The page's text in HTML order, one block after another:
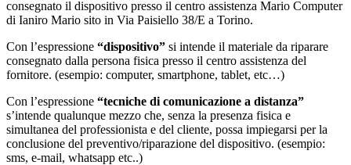
consegnato il dispositivo presso il centro assistenza Mario Computer
di Ianiro Mario sito in Via Paisiello 38/E a Torino.
Con l’espressione “dispositivo” si intende il materiale da riparare
consegnato dalla persona fisica presso il centro assistenza del
fornitore. (esempio: computer, smartphone, tablet, etc…)
Con l’espressione “tecniche di comunicazione a distanza”
s’intende qualunque mezzo che, senza la presenza fisica e
simultanea del professionista e del cliente, possa impiegarsi per la
conclusione del preventivo/riparazione del dispositivo. (esempio:
sms, e-mail, whatsapp etc..)